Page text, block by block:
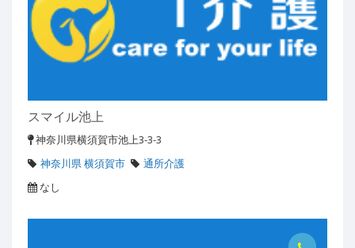
スマイル池上
神奈川県横須賀市池上3-3-3
神奈川県 横須賀市
通所介護
なし